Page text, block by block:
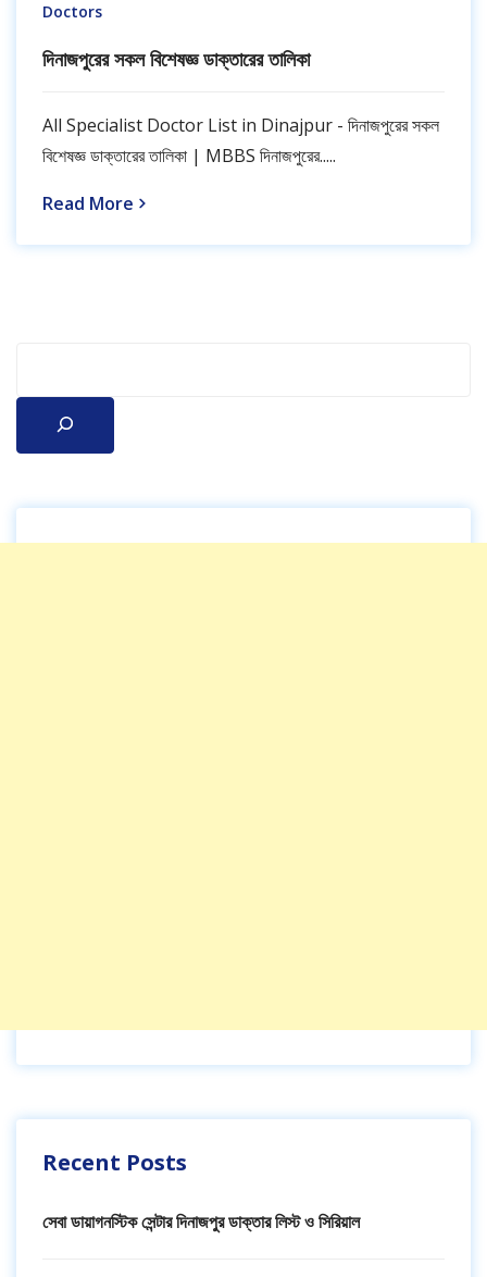
Recent Posts
সেবা ডায়াগনস্টিক সেন্টার দিনাজপুর ডাক্তার লিস্ট ও সিরিয়াল
Doctors
দিনাজপুরের সকল বিশেষজ্ঞ ডাক্তারের তালিকা
All Specialist Doctor List in Dinajpur - দিনাজপুরের সকল
বিশেষজ্ঞ ডাক্তারের তালিকা | MBBS দিনাজপুরের.....
Read More